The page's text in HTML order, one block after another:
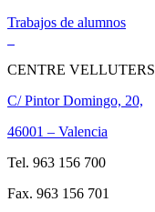
Trabajos de alumnos
CENTRE VELLUTERS
C/ Pintor Domingo, 20,
46001 – Valencia
Tel. 963 156 700
Fax. 963 156 701